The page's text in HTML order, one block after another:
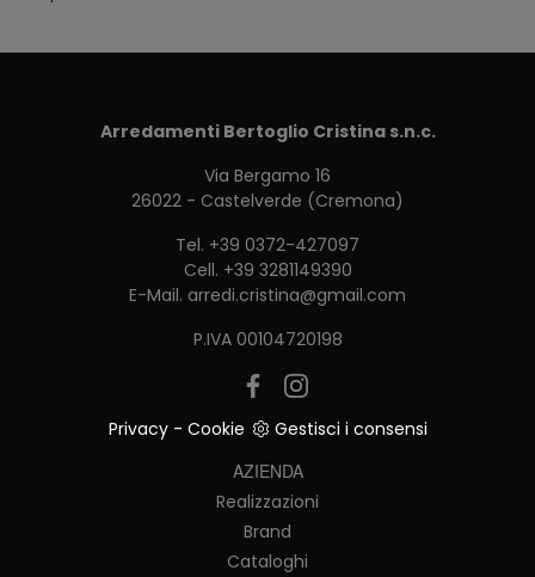
Arredamenti Bertoglio Cristina s.n.c.
Via Bergamo 16
26022 - Castelverde (Cremona)
Tel. +39 0372-427097
Cell. +39 3281149390
E-Mail. arredi.cristina@gmail.com
P.IVA 00104720198
Privacy- Cookie
Gestisci i consensi
AZIENDA
Realizzazioni
Brand
Cataloghi